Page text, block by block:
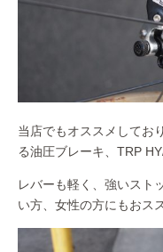
当店でもオススメしてお
る油圧ブレーキ、TRP
レバーも軽く、強いスト
い方、女性の方にもおス